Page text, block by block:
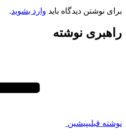
برای نوشتن دیدگاه باید وارد بشوید.
راهبری نوشته
نوشته قبلیپیشین